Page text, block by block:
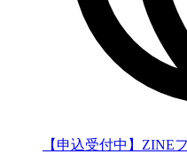
【申込受付中】ZINE